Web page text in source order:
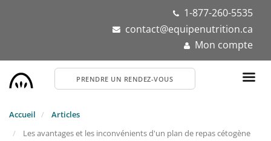
1-877-260-5535
contact@equipenutrition.ca
Mon compte
PRENDRE UN RENDEZ-VOUS
Accueil
Articles
Les avantages et les inconvénients d'un plan de repas cétogène